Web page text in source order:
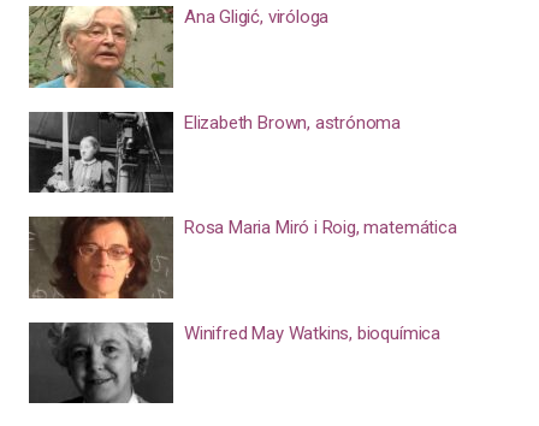
Ana Gligić, viróloga
Elizabeth Brown, astrónoma
Rosa Maria Miró i Roig, matemática
Winifred May Watkins, bioquímica